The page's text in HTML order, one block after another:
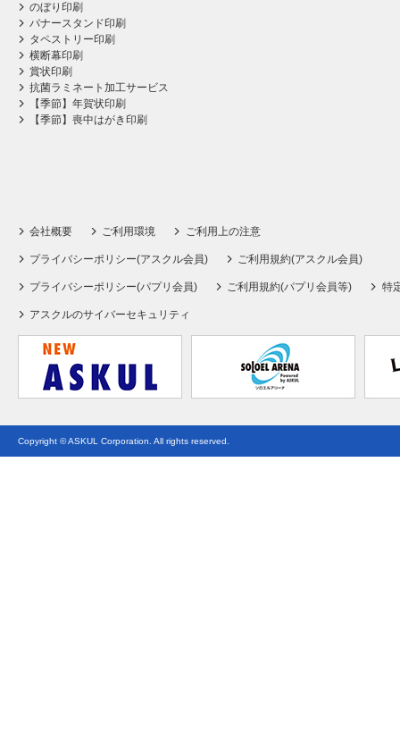
のぼり印刷
バナースタンド印刷
タペストリー印刷
横断幕印刷
賞状印刷
抗菌ラミネート加工サービス
【季節】年賀状印刷
【季節】喪中はがき印刷
会社概要 ご利用環境 ご利用上の注意
プライバシーポリシー(アスクル会員) ご利用規約(アスクル会員)
プライバシーポリシー(パプリ会員) ご利用規約(パプリ会員等) 特
アスクルのサイバーセキュリティ
Copyright © ASKUL Corporation. All rights reserved.